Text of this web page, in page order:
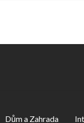
Dům a Zahrada